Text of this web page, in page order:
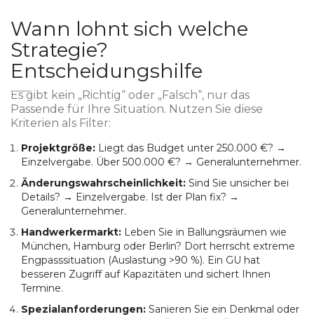
Wann lohnt sich welche
Strategie?
Entscheidungshilfe
Es gibt kein „Richtig“ oder „Falsch“, nur das
Passende für Ihre Situation. Nutzen Sie diese
Kriterien als Filter:
Projektgröße: Liegt das Budget unter 250.000 €? →
Einzelvergabe. Über 500.000 €? → Generalunternehmer.
Änderungswahrscheinlichkeit: Sind Sie unsicher bei
Details? → Einzelvergabe. Ist der Plan fix? →
Generalunternehmer.
Handwerkermarkt: Leben Sie in Ballungsräumen wie
München, Hamburg oder Berlin? Dort herrscht extreme
Engpasssituation (Auslastung >90 %). Ein GU hat
besseren Zugriff auf Kapazitäten und sichert Ihnen
Termine.
Spezialanforderungen: Sanieren Sie ein Denkmal oder